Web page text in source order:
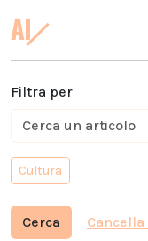
AI
Filtra per
Cultura
Cerca